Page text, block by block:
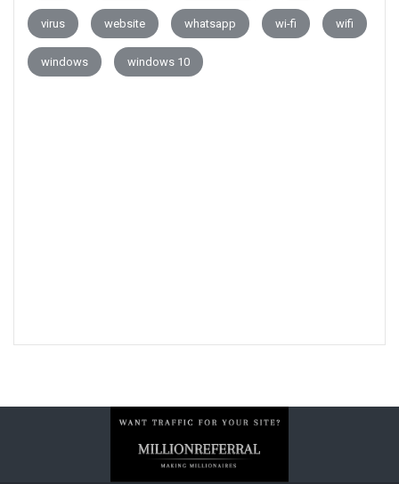
virus website whatsapp wi-fi wifi
windows windows 10